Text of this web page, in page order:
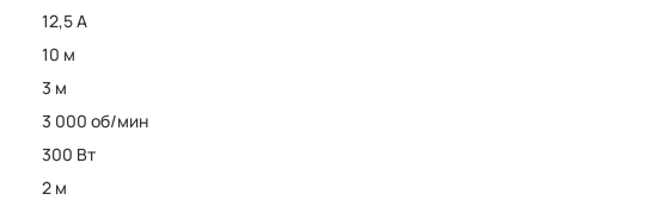
12,5 А
10 м
3 м
3 000 об/мин
300 Вт
2 м